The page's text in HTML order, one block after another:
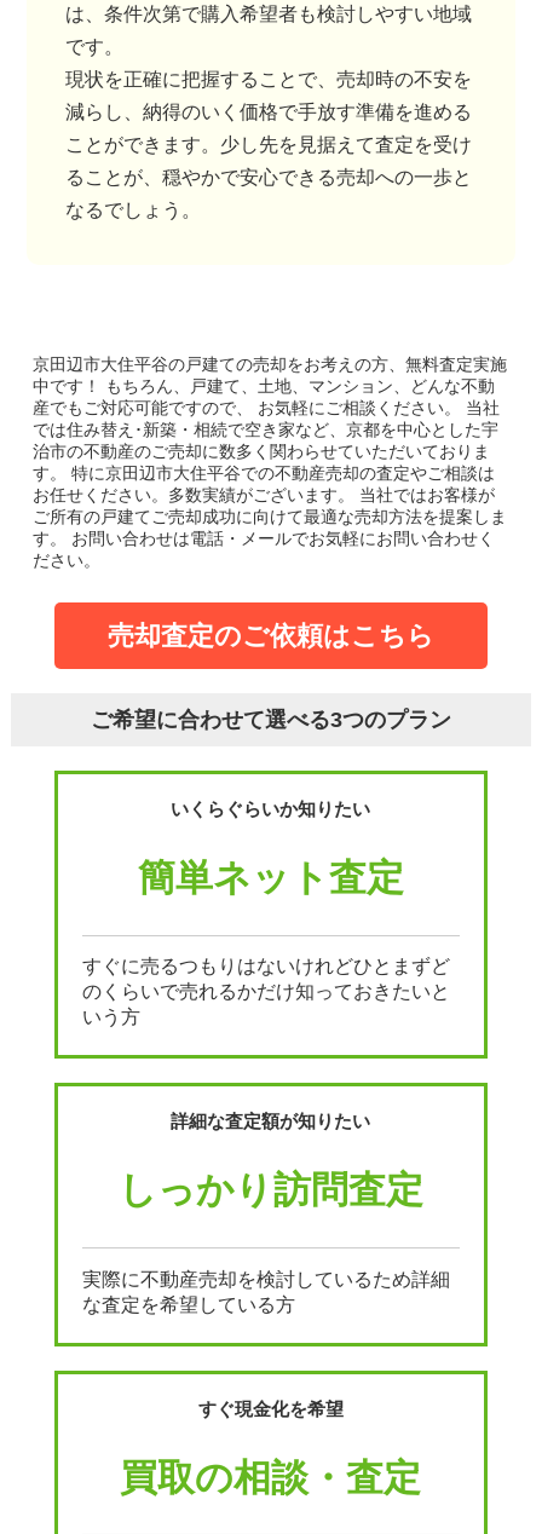
は、条件次第で購入希望者も検討しやすい地域
です。
現状を正確に把握することで、売却時の不安を
減らし、納得のいく価格で手放す準備を進める
ことができます。少し先を見据えて査定を受け
ることが、穏やかで安心できる売却への一歩と
なるでしょう。
京田辺市大住平谷の戸建ての売却をお考えの方、無料査定実施
中です！
もちろん、戸建て、土地、マンション、どんな不動
産でもご対応可能ですので、 お気軽にご相談ください。
当社
では住み替え･新築・相続で空き家など、京都を中心とした宇
治市の不動産のご売却に数多く関わらせていただいておりま
す。
特に京田辺市大住平谷での不動産売却の査定やご相談は
お任せください。多数実績がございます。
当社ではお客様が
ご所有の戸建てご売却成功に向けて最適な売却方法を提案しま
す。
お問い合わせは電話・メールでお気軽にお問い合わせく
ださい。
売却査定のご依頼はこちら
ご希望に合わせて選べる3つのプラン
いくらぐらいか知りたい
簡単ネット査定
すぐに売るつもりはないけれどひとまずど
のくらいで売れるかだけ知っておきたいと
いう方
詳細な査定額が知りたい
しっかり訪問査定
実際に不動産売却を検討しているため詳細
な査定を希望している方
すぐ現金化を希望
買取の相談・査定